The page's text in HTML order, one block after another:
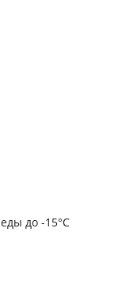
до -15°C